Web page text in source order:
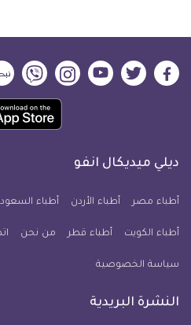
ديلي
فيسبوك
ديلي
تويتر
ديلي
ميديكال
يوتيوب
ديلي
ميديكال
انفو
ديلي
انفو
حمل
تطبيق
معلومة
للآيفون
ديلي ميديكال انفو
أطباء مصر أطباء الأردن أطباء
أطباء الكويت أطباء قطر من نحن
سياسة الخصوصية
النشرة البريدية